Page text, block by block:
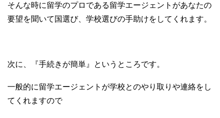
そんな時に留学のプロである留学エージェントがあなたの
要望を聞いて国選び、学校選びの手助けをしてくれます。
次に、『手続きが簡単』というところです。
一般的に留学エージェントが学校とのやり取りや連絡をし
てくれますので